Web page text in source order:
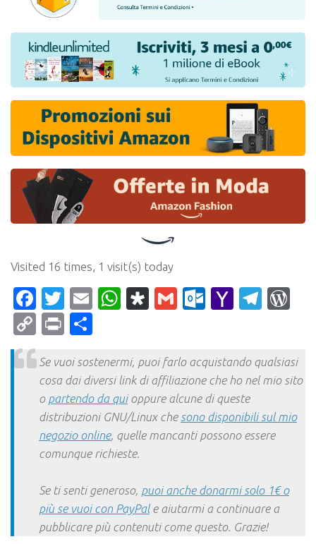
Visited 16 times, 1 visit(s) today
Facebook
Twitter
EmailWhatsApp
Diaspora
Gmail Yahoo
CopyPrint
Se vuoi sostenermi, puoi farlo acquistando qualsiasi
cosa dai diversi link di affiliazione che ho nel mio sito
o partendo da quioppure alcune di queste
distribuzioni GNU/Linux che sono disponibili sul mio
negozio online, quelle mancanti possono essere
comunque richieste.
Se ti senti generoso, puoi anche donarmi solo 1€ o
più se vuoi con PayPale aiutarmi a continuare a
pubblicare più contenuti come questo. Grazie!